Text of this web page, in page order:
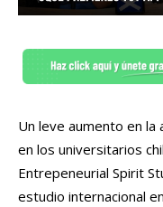
Un leve aumento en
en los universitarios
Entrepeneurial Spirit
estudio internacional